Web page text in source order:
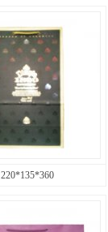
220*135*360